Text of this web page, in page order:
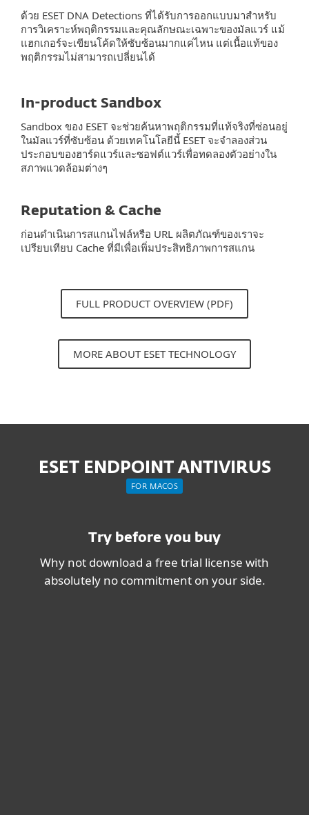
ด้วย ESET DNA Detections ที่ได้รับการออกแบบมาสำหรับ
การวิเคราะห์พฤติกรรมและคุณลักษณะเฉพาะของมัลแวร์ แม้
แฮกเกอร์จะเขียนโค้ดให้ซับซ้อนมากแค่ไหน แต่เนื้อแท้ของ
พฤติกรรมไม่สามารถเปลี่ยนได้
In-product Sandbox
Sandbox ของ ESET จะช่วยค้นหาพฤติกรรมที่แท้จริงที่ซ่อนอยู่
ในมัลแวร์ที่ซับซ้อน ด้วยเทคโนโลยีนี้ ESET จะจำลองส่วน
ประกอบของฮาร์ดแวร์และซอฟต์แวร์เพื่อทดลองตัวอย่างใน
สภาพแวดล้อมต่างๆ
Reputation & Cache
ก่อนดำเนินการสแกนไฟล์หรือ URL ผลิตภัณฑ์ของเราจะ
เปรียบเทียบ Cache ที่มีเพื่อเพิ่มประสิทธิภาพการสแกน
FULL PRODUCT OVERVIEW (PDF)
MORE ABOUT ESET TECHNOLOGY
ESET ENDPOINT ANTIVIRUS
FOR MACOS
Try before you buy
Why not download a free trial license with
absolutely no commitment on your side.